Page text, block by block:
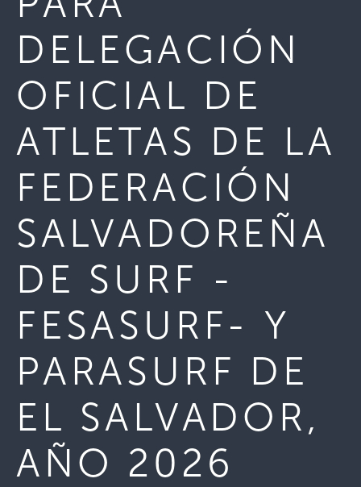
DELEGACIÓN
OFICIAL DE
ATLETAS DE LA
FEDERACIÓN
SALVADOREÑA
DE SURF -
FESASURF- Y
PARASURF DE
EL SALVADOR,
AÑO 2026